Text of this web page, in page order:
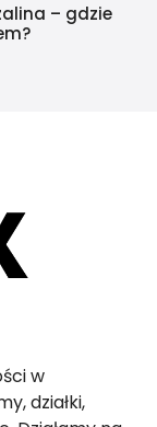
– gdzie
w
działki,